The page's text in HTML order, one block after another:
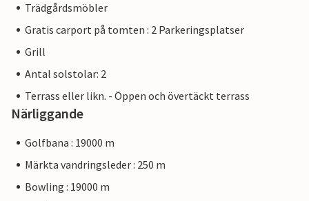
Trädgårdsmöbler
Gratis carport på tomten : 2 Parkeringsplatser
Grill
Antal solstolar: 2
Terrass eller likn. - Öppen och övertäckt terrass
Närliggande
Golfbana : 19000 m
Märkta vandringsleder : 250 m
Bowling : 19000 m